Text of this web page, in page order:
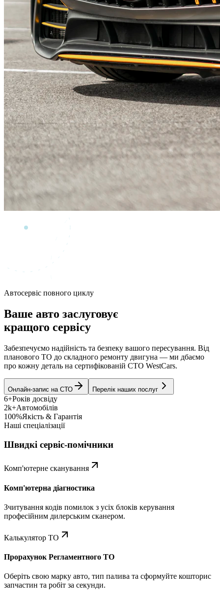
Автосервіс повного циклу
Ваше авто заслуговує
кращого сервісу
Забезпечуємо надійність та безпеку вашого пересування. Від
планового ТО до складного ремонту двигуна — ми дбаємо
про кожну деталь на сертифікованій СТО WestCars.
Онлайн-запис на СТО Перелік наших послуг
6+Років досвіду
2k+Автомобілів
100%Якість & Гарантія
Наші спеціалізації
Швидкі сервіс-помічники
Комп'ютерне сканування
Комп'ютерна діагностика
Зчитування кодів помилок з усіх блоків керування
професійним дилерським сканером.
Калькулятор ТО
Прорахунок Регламентного ТО
Оберіть свою марку авто, тип палива та сформуйте кошторис
запчастин та робіт за секунди.